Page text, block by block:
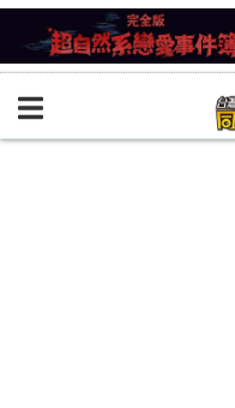
BOOKY書集倉庫